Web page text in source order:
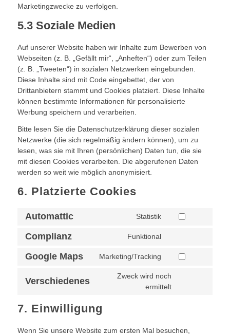
Marketingzwecke zu verfolgen.
5.3 Soziale Medien
Auf unserer Website haben wir Inhalte zum Bewerben von
Webseiten (z. B. „Gefällt mir“, „Anheften“) oder zum Teilen
(z. B. „Tweeten“) in sozialen Netzwerken eingebunden.
Diese Inhalte sind mit Code eingebettet, der von
Drittanbietern stammt und Cookies platziert. Diese Inhalte
können bestimmte Informationen für personalisierte
Werbung speichern und verarbeiten.
Bitte lesen Sie die Datenschutzerklärung dieser sozialen
Netzwerke (die sich regelmäßig ändern können), um zu
lesen, was sie mit Ihren (persönlichen) Daten tun, die sie
mit diesen Cookies verarbeiten. Die abgerufenen Daten
werden so weit wie möglich anonymisiert.
6. Platzierte Cookies
Automattic Statistik
Consent
automattic
Complianz Funktional
complianz
Google Maps Marketing/Tracking
Consent
to
service
Verschiedenes
Zweck wird noch
ermittelt
7. Einwilligung
Wenn Sie unsere Website zum ersten Mal besuchen,